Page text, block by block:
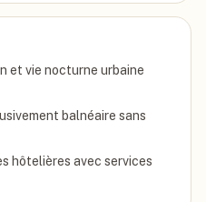
et vie nocturne urbaine
balnéaire sans
hôtelières avec services